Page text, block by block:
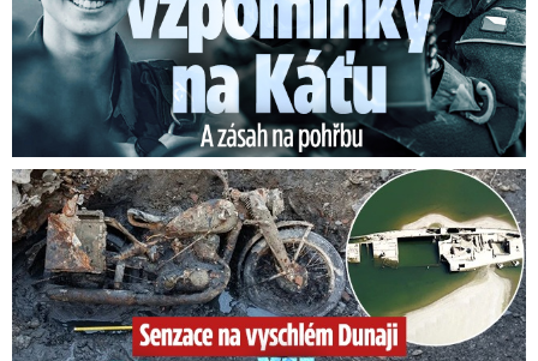
Senzace na vyschlém Dunaji: Vynořily se nacistické poklady!